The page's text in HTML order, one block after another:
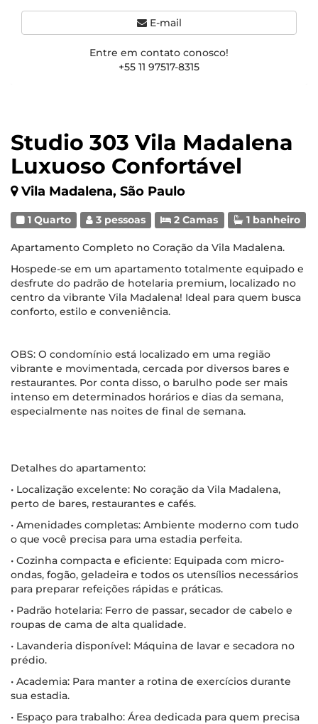
Studio 303 Vila Madalena
Luxuoso Confortável
Vila Madalena, São Paulo
1 Quarto 3 pessoas 2 Camas 1 banheiro
Apartamento Completo no Coração da Vila Madalena.
Hospede-se em um apartamento totalmente equipado e
desfrute do padrão de hotelaria premium, localizado no
centro da vibrante Vila Madalena! Ideal para quem busca
conforto, estilo e conveniência.
OBS: O condomínio está localizado em uma região
vibrante e movimentada, cercada por diversos bares e
restaurantes. Por conta disso, o barulho pode ser mais
intenso em determinados horários e dias da semana,
especialmente nas noites de final de semana.
Detalhes do apartamento:
• Localização excelente: No coração da Vila Madalena,
perto de bares, restaurantes e cafés.
• Amenidades completas: Ambiente moderno com tudo
o que você precisa para uma estadia perfeita.
• Cozinha compacta e eficiente: Equipada com micro-
ondas, fogão, geladeira e todos os utensílios necessários
para preparar refeições rápidas e práticas.
• Padrão hotelaria: Ferro de passar, secador de cabelo e
roupas de cama de alta qualidade.
• Lavanderia disponível: Máquina de lavar e secadora no
prédio.
• Academia: Para manter a rotina de exercícios durante
sua estadia.
• Espaço para trabalho: Área dedicada para quem precisa
E-mail
Entre em contato conosco!
+55 11 97517-8315